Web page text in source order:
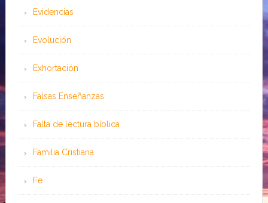
Evidencias
Evolución
Exhortación
Falsas Enseñanzas
Falta de lectura bíblica
Familia Cristiana
Fe